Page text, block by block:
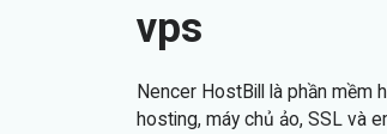
vps
Nencer HostBill là phần mềm
hosting, máy chủ ảo, SSL và